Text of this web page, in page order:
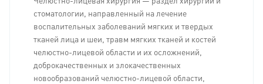
стоматологии, направленный на лечение
воспалительных заболеваний мягких и твердых
тканей лица и шеи, травм мягких тканей и костей
челюстно-лицевой области и их осложнений,
доброкачественных и злокачественных
новообразований челюстно-лицевой области,